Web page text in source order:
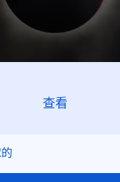
查看